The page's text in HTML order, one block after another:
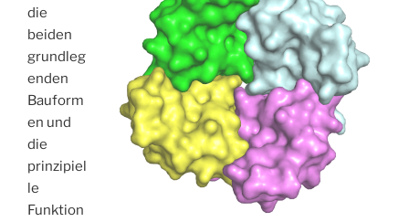
die
beiden
grundleg
enden
Bauform
en und
die
prinzipiel
le
Funktion